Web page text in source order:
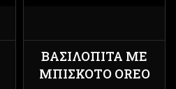
ΒΑΣΙΛΌΠΙΤΑ ΜΕ
ΜΠΙΣΚΌΤΟ OREO